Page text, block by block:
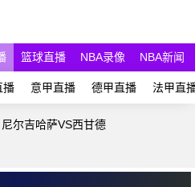
篮球直播 NBA录像 NBA新闻
播 意甲直播 德甲直播 法甲直
尼尔吉哈萨VS西甘德